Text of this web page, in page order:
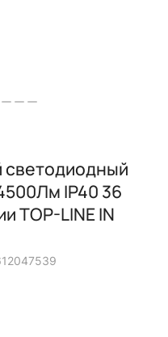
светодиодный
IP40 36
TOP-LINE IN